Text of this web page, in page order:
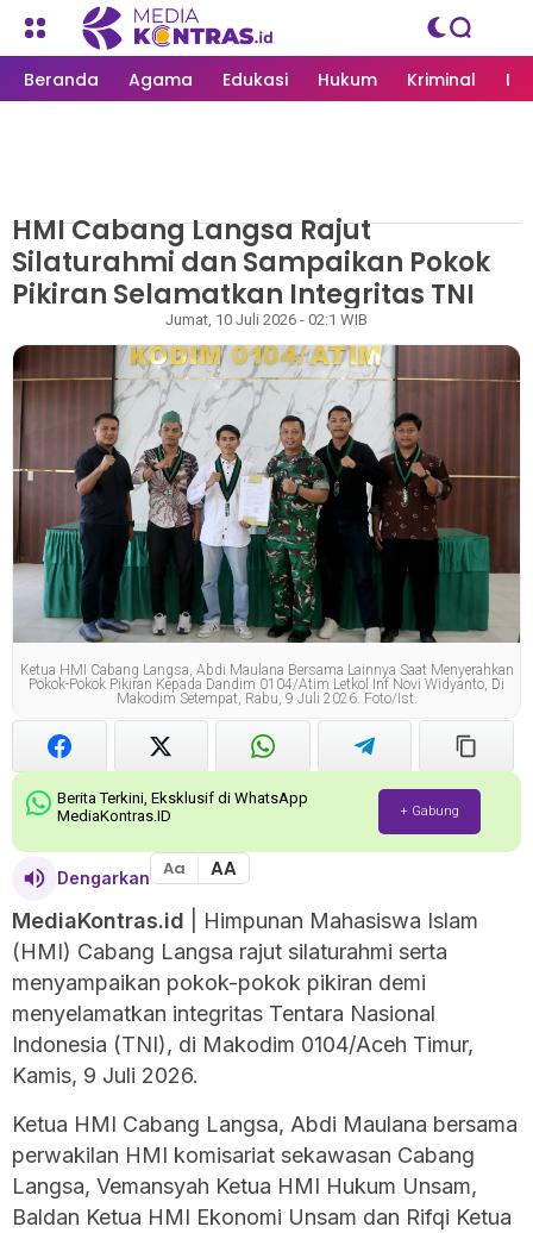
Beranda Agama Edukasi Hukum Kriminal
MEDIAKONTRAS.ID/ LANGSA
HMI Cabang Langsa Rajut
Silaturahmi dan Sampaikan Pokok
Pikiran Selamatkan Integritas TNI
Jumat, 10 Juli 2026 - 02:1 WIB
Ketua HMI Cabang Langsa, Abdi Maulana Bersama Lainnya Saat Menyerahkan
Pokok-Pokok Pikiran Kepada Dandim 0104/Atim Letkol Inf Novi Widyanto, Di
Makodim Setempat, Rabu, 9 Juli 2026. Foto/ist.
Berita Terkini, Eksklusif di WhatsApp
MediaKontras.ID
+ Gabung
Dengarkan Aa AA
MediaKontras.id | Himpunan Mahasiswa Islam
(HMI) Cabang Langsa rajut silaturahmi serta
menyampaikan pokok-pokok pikiran demi
menyelamatkan integritas Tentara Nasional
Indonesia (TNI), di Makodim 0104/Aceh Timur,
Kamis, 9 Juli 2026.
Ketua HMI Cabang Langsa, Abdi Maulana bersama
perwakilan HMI komisariat sekawasan Cabang
Langsa, Vemansyah Ketua HMI Hukum Unsam,
Baldan Ketua HMI Ekonomi Unsam dan Rifqi Ketua